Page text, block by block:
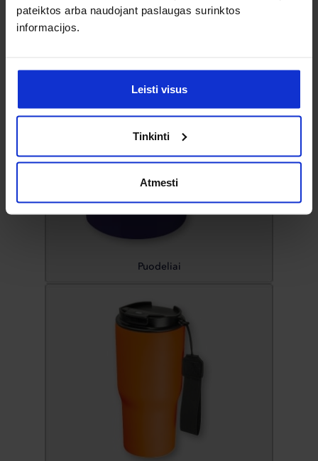
pateiktos arba naudojant paslaugas surinktos
informacijos.
Leisti visus
Tinkinti
Atmesti
Puodeliai